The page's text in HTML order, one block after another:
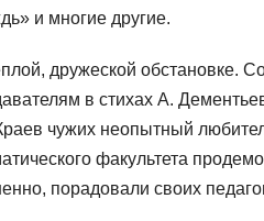
и многие другие.
дружеской обстановке.
в стихах А.
чужих неопытный
факультета
порадовали своих